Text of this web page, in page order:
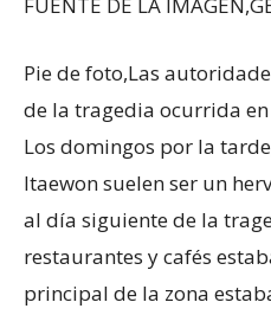
Pie de foto,Las
de la tragedia ocurrida
Los domingos por la
Itaewon suelen ser un
al día siguiente de la
restaurantes y cafés
principal de la zona